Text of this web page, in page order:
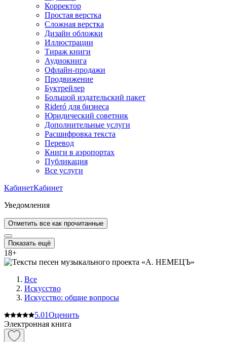
Корректор
Простая верстка
Сложная верстка
Дизайн обложки
Иллюстрации
Тираж книги
Аудиокнига
Офлайн-продажи
Продвижение
Буктрейлер
Большой издательский пакет
Rideró для бизнеса
Юридический советник
Дополнительные услуги
Расшифровка текста
Перевод
Книги в аэропортах
Публикация
Все услуги
КабинетКабинет
Уведомления
Отметить все как прочитанные
Показать ещё
18+
Все
Искусство
Искусство: общие вопросы
5.01Оценить
Электронная книга